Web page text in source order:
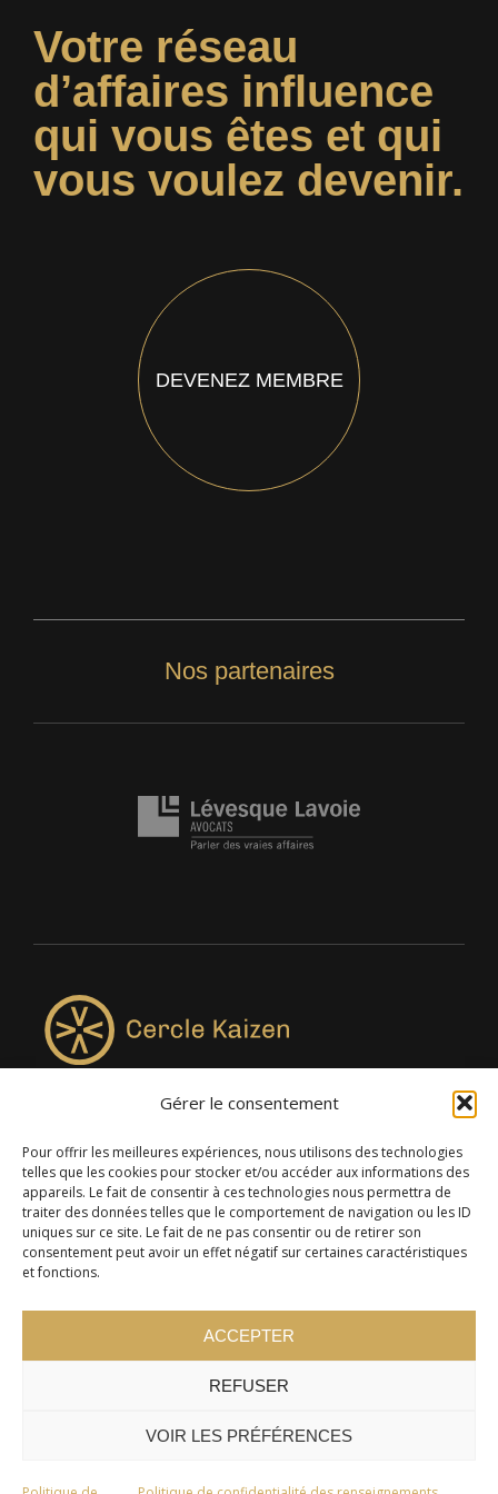
Gérer le consentement
Pour offrir les meilleures expériences, nous utilisons des technologies
telles que les cookies pour stocker et/ou accéder aux informations des
appareils. Le fait de consentir à ces technologies nous permettra de
traiter des données telles que le comportement de navigation ou les ID
uniques sur ce site. Le fait de ne pas consentir ou de retirer son
consentement peut avoir un effet négatif sur certaines caractéristiques
et fonctions.
ACCEPTER
REFUSER
VOIR LES PRÉFÉRENCES
Votre réseau
d’affaires influence
qui vous êtes et qui
vous voulez devenir.
DEVENEZ MEMBRE
Nos partenaires
4957, rue Lionel-Groulx, bureau 819, Saint-Augustin-de-
Desmaures QC G3A 0M7
© 2024 Cercle Kaizen. Tous droits réservés -